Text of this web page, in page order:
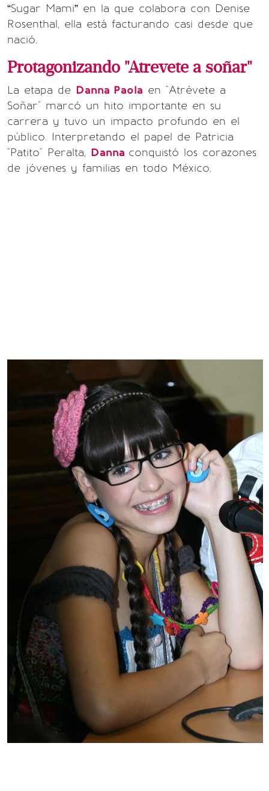
“Sugar Mami” en la que colabora con Denise
Rosenthal, ella está facturando casi desde que
nació.
Protagonizando "Atrevete a soñar"
La etapa de Danna Paola en "Atrévete a
Soñar" marcó un hito importante en su
carrera y tuvo un impacto profundo en el
público. Interpretando el papel de Patricia
"Patito" Peralta, Danna conquistó los corazones
de jóvenes y familias en todo México.